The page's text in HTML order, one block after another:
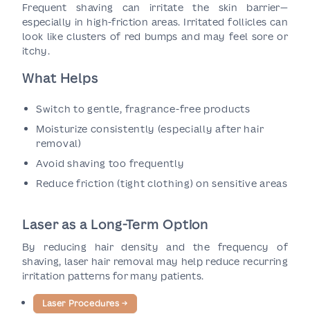
Frequent shaving can irritate the skin barrier—
especially in high-friction areas. Irritated follicles can
look like clusters of red bumps and may feel sore or
itchy.
What Helps
Switch to gentle, fragrance-free products
Moisturize consistently (especially after hair
removal)
Avoid shaving too frequently
Reduce friction (tight clothing) on sensitive areas
Laser as a Long-Term Option
By reducing hair density and the frequency of
shaving, laser hair removal may help reduce recurring
irritation patterns for many patients.
Laser Procedures →